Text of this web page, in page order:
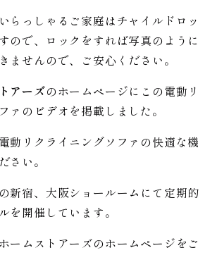
らっしゃるご家庭はチャイルドロッ
ので、ロックをすれば写真のように
ませんので、ご安心ください。
アーズのホームページにこの電動リ
ァのビデオを掲載しました。
動リクライニングソファの快適な機
さい。
新宿、大阪ショールームにて定期的
を開催しています。
ームストアーズのホームページをご